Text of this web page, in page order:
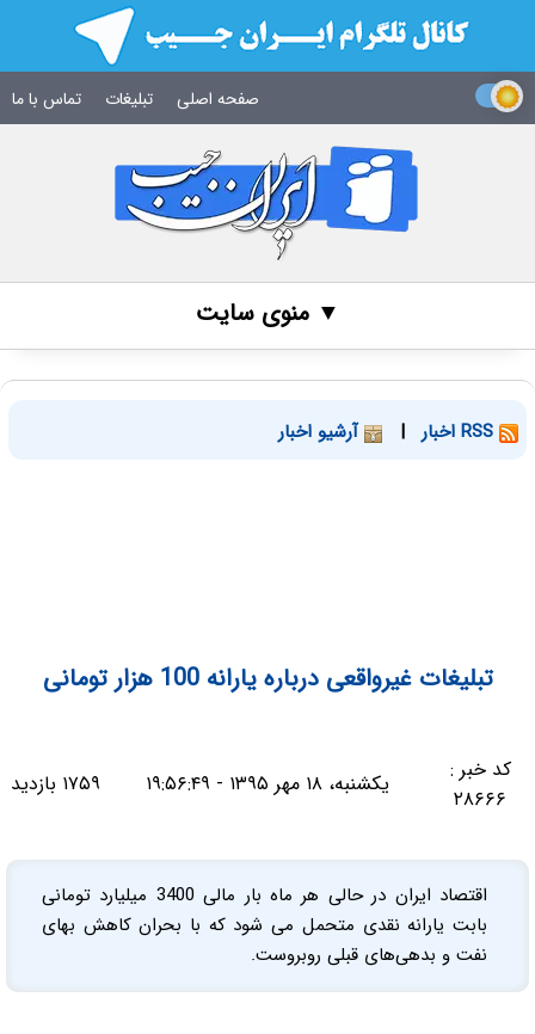
صفحه اصلی تبلیغات تماس با ما
▼ منوی سایت
| آرشیو اخبار
تبلیغات غیرواقعی درباره یارانه 100 هزار تومانی
کد خبر :
۲۸۶۶۶
یکشنبه، ۱۸ مهر ۱۳۹۵ - ۱۹:۵۶:۴۹ ۱۷۵۹ بازدید
اقتصاد ایران در حالی هر ماه بار مالی 3400 میلیارد تومانی
بابت یارانه نقدی متحمل می شود که با بحران کاهش بهای
نفت و بدهی‌های قبلی روبروست.